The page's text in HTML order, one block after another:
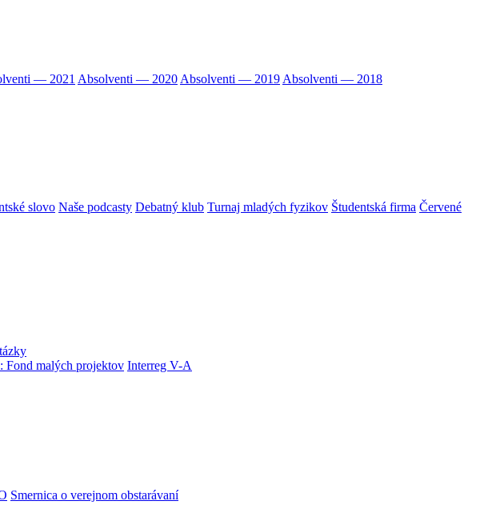
— 2021 Absolventi — 2020 Absolventi — 2019 Absolventi — 2018
slovo Naše podcasty Debatný klub Turnaj mladých fyzikov Študentská firma Červené
Fond malých projektov Interreg V-A
Smernica o verejnom obstarávaní